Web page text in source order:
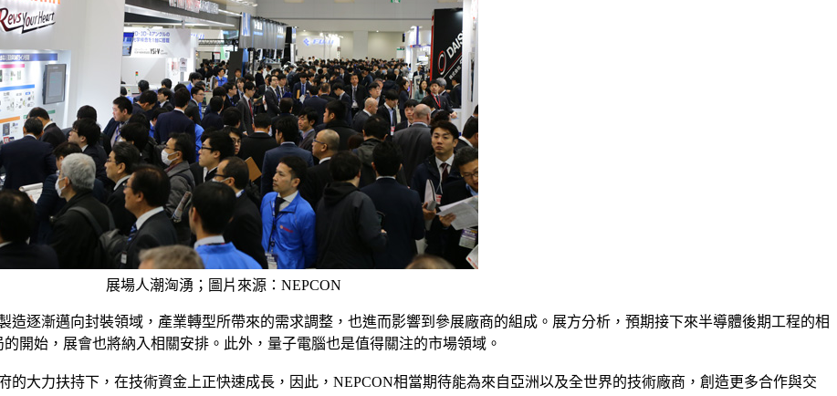
展場人潮洶湧；圖片來源：NEPCON
逐漸邁向封裝領域，產業轉型所帶來的需求調整，也進而影響到參展廠商的組成。展方分析，預期接下來半導體後期工程的相
開始，展會也將納入相關安排。此外，量子電腦也是值得關注的市場領域。
的大力扶持下，在技術資金上正快速成長，因此，NEPCON相當期待能為來自亞洲以及全世界的技術廠商，創造更多合作與交